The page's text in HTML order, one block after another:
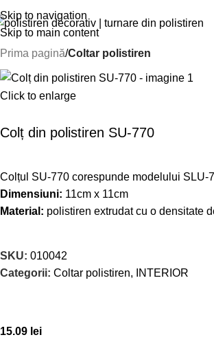
Skip to navigation
Skip to main content
Prima pagină Coltar polistiren
Click to enlarge
Colț din polistiren SU-770
Colțul SU-770 corespunde modelului SLU-
Dimensiuni: 11cm x 11cm
Material: polistiren extrudat cu o densitate
SKU: 010042
Categorii: Coltar polistiren, INTERIOR
15.09 lei